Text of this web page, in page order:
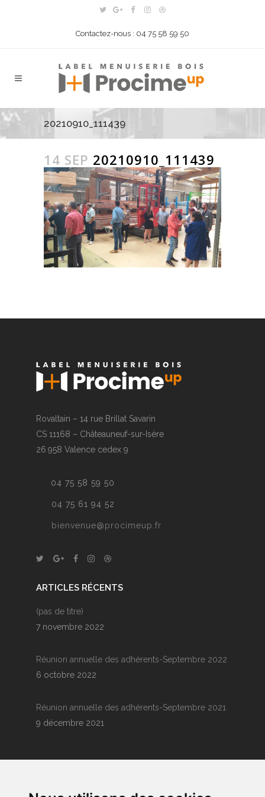
Contactez-nous : 04 75 58 59 50
20210910_111439
14 SEP 20210910_111439
Rovaltain – 14 rue Brillat Savarin
CS 11168 – Châteauneuf-sur-Isère
26 958 Valence cedex 9
04 75 58 59 50
04 75 61 94 52
bienvenue@procimeup.fr
ARTICLES RÉCENTS
(pas de titre)
7 novembre 2022
Réunion annuelle des adhérents-Septembre 2022
6 octobre 2022
Réunion annuelle des adhérents-Septembre 2021
9 décembre 2021
La Marque